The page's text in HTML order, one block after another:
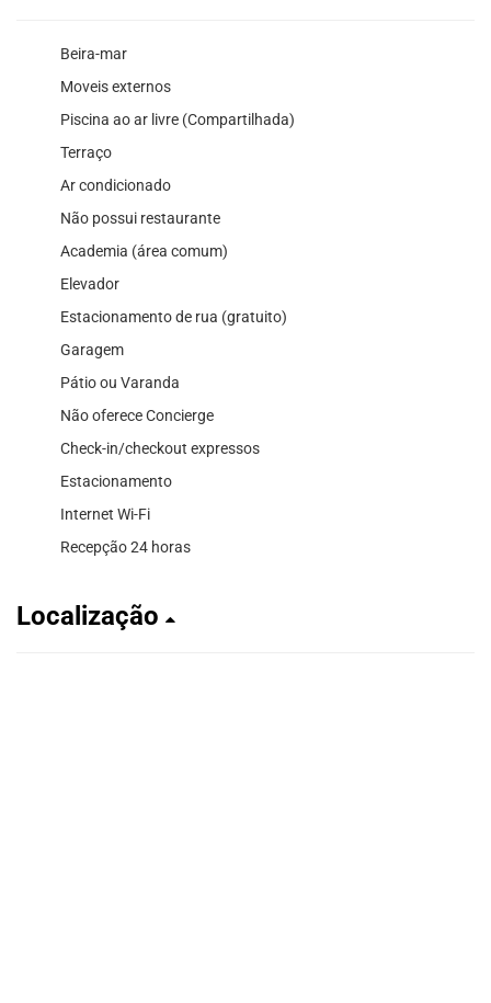
Beira-mar
Moveis externos
Piscina ao ar livre (Compartilhada)
Terraço
Ar condicionado
Não possui restaurante
Academia (área comum)
Elevador
Estacionamento de rua (gratuito)
Garagem
Pátio ou Varanda
Não oferece Concierge
Check-in/checkout expressos
Estacionamento
Internet Wi-Fi
Recepção 24 horas
Localização